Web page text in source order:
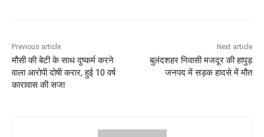
Previous article
मौसी की बेटी के साथ दुष्कर्म करने
वाला आरोपी दोषी करार, हुई 10 वर्ष
कारावास की सजा
Next article
बुलंदशहर निवासी मजदूर की हापुड़
जनपद में सड़क हादसे में मौत